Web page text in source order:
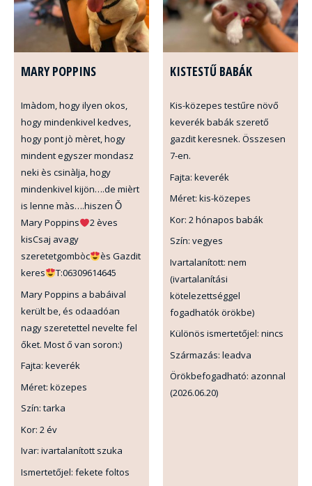
MARY POPPINS
Imàdom, hogy ilyen okos,
hogy mindenkivel kedves,
hogy pont jò mèret, hogy
mindent egyszer mondasz
neki ès csinàlja, hogy
mindenkivel kijön….de mièrt
is lenne màs….hiszen Ǒ
Mary Poppins
2 èves
kisCsaj avagy
szeretetgombòc
ès Gazdit
keres
T:06309614645
Mary Poppins a babáival
került be, és odaadóan
nagy szeretettel nevelte fel
őket. Most ő van soron:)
Fajta: keverék
Méret: közepes
Szín: tarka
Kor: 2 év
Ivar: ivartalanított szuka
Ismertetőjel: fekete foltos
KISTESTŰ BABÁK
Kis-közepes testűre növő
keverék babák szerető
gazdit keresnek. Összesen
7-en.
Fajta: keverék
Méret: kis-közepes
Kor: 2 hónapos babák
Szín: vegyes
Ivartalanított: nem
(ivartalanítási
kötelezettséggel
fogadhatók örökbe)
Különös ismertetőjel: nincs
Származás: leadva
Örökbefogadható: azonnal
(2026.06.20)